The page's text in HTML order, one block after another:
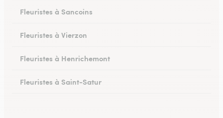
Fleuristes à Sancoins
Fleuristes à Vierzon
Fleuristes à Henrichemont
Fleuristes à Saint-Satur